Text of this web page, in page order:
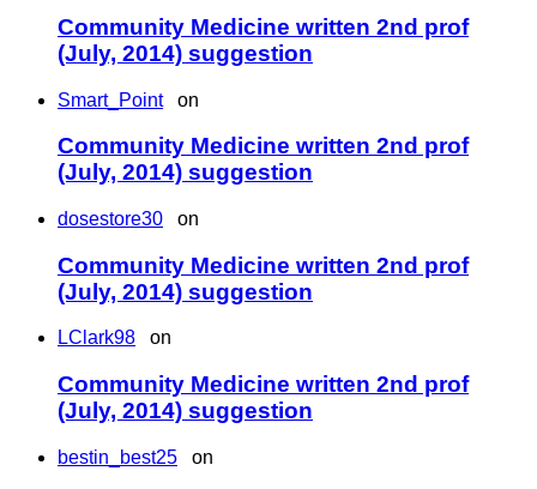
Community Medicine written 2nd prof
(July, 2014) suggestion
Smart_Pointon
Community Medicine written 2nd prof
(July, 2014) suggestion
dosestore30 on
Community Medicine written 2nd prof
(July, 2014) suggestion
LClark98 on
Community Medicine written 2nd prof
(July, 2014) suggestion
bestin_best25 on